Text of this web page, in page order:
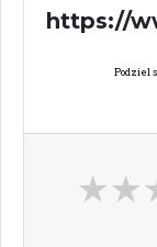
https://
Podziel